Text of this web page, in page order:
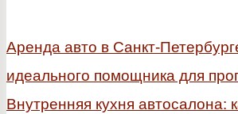
Аренда авто в Санкт-
идеального помощника для
Внутренняя кухня автосалона: